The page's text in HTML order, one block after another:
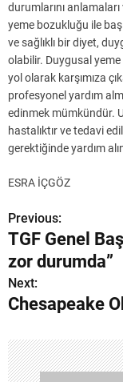
durumlarını
yeme bozukluğu ile
ve sağlıklı bir diyet,
olabilir. Duygusal
yol olarak karşımıza
profesyonel yardım
edinmek mümkündür.
hastalıktır ve tedavi
gerektiğinde yardım
ESRA İÇGÖZ
Y
a
z
ı
g
e
Previous:
TGF Genel
zor durumda”
Next:
Chesapeake